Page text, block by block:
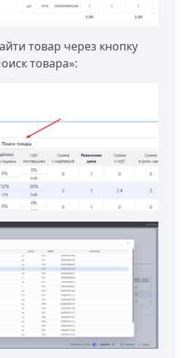
товар через кнопку
товара»: